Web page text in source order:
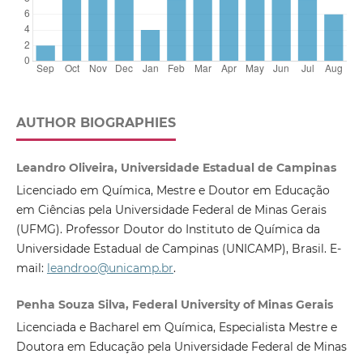
AUTHOR BIOGRAPHIES
Leandro Oliveira, Universidade Estadual de Campinas
Licenciado em Química, Mestre e Doutor em Educação
em Ciências pela Universidade Federal de Minas Gerais
(UFMG). Professor Doutor do Instituto de Química da
Universidade Estadual de Campinas (UNICAMP), Brasil. E-
mail: leandroo@unicamp.br.
Penha Souza Silva, Federal University of Minas Gerais
Licenciada e Bacharel em Química, Especialista Mestre e
Doutora em Educação pela Universidade Federal de Minas